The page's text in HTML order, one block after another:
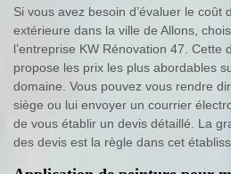
Si vous avez besoin d’évaluer le coût
extérieure dans la ville de Allons,
l’entreprise KW Rénovation 47. Cette
propose les prix les plus abordables
domaine. Vous pouvez vous rendre
siège ou lui envoyer un courrier
de vous établir un devis détaillé. La
des devis est la règle dans cet